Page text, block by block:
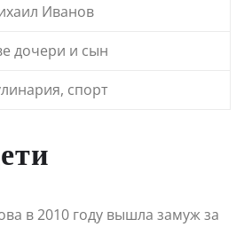
Иванов
дочери и сын
спорт
в 2010 году вышла замуж за